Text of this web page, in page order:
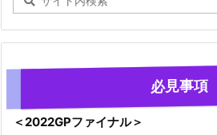
必見事項
＜2022GPファイナル＞